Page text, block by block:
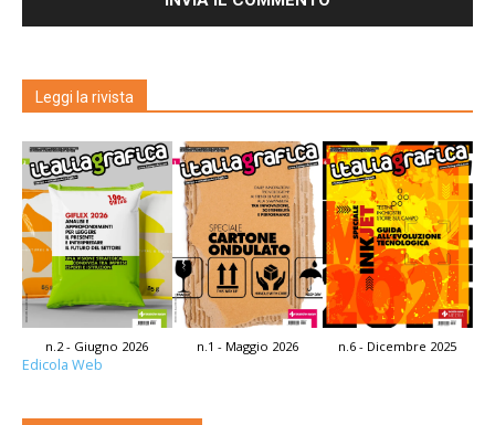
Leggi la rivista
n.2 - Giugno 2026 n.1 - Maggio 2026 n.6 - Dicembre 2025
Edicola Web